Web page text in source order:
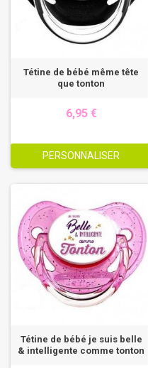
Tétine de bébé même tête
que tonton
6,95 €
PERSONNALISER
Tétine de bébé je suis belle
& intelligente comme tonton